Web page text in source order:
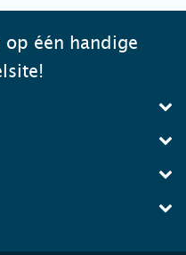
één handige